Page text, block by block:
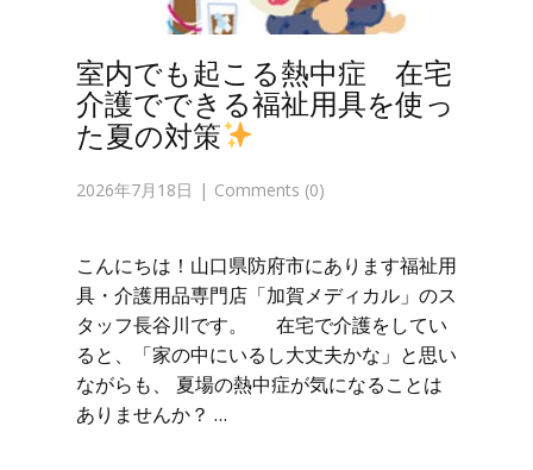
室内でも起こる熱中症 在宅
介護でできる福祉用具を使っ
た夏の対策
2026年7月18日 Comments (0)
こんにちは！山口県防府市にあります福祉用
具・介護用品専門店「加賀メディカル」のス
タッフ長谷川です。 在宅で介護をしてい
ると、「家の中にいるし大丈夫かな」と思い
ながらも、 夏場の熱中症が気になることは
ありませんか？ …